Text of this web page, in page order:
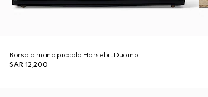
Borsa a mano piccola Horsebit Duomo
SAR 12,200